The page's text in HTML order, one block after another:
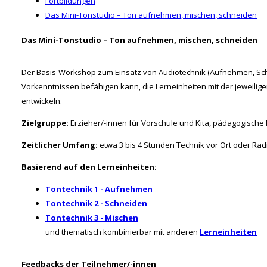
Das Mini-Tonstudio – Ton aufnehmen, mischen, schneiden
Das Mini-Tonstudio – Ton aufnehmen, mischen, schneiden
Der Basis-Workshop zum Einsatz von Audiotechnik (Aufnehmen,
Vorkenntnissen befähigen kann, die Lerneinheiten mit der
entwickeln.
Zielgruppe: Erzieher/-innen für Vorschule und Kita,
Zeitlicher Umfang: etwa 3 bis 4 Stunden Technik vor Ort oder
Basierend auf den Lerneinheiten:
Tontechnik 1 - Aufnehmen
Tontechnik 2 - Schneiden
Tontechnik 3 - Mischen
und thematisch kombinierbar mit anderen Lerneinheiten
Feedbacks der Teilnehmer/-innen